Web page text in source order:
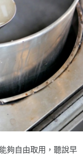
夠自由取用，聽說早